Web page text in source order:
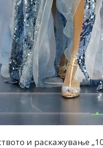
и раскажување